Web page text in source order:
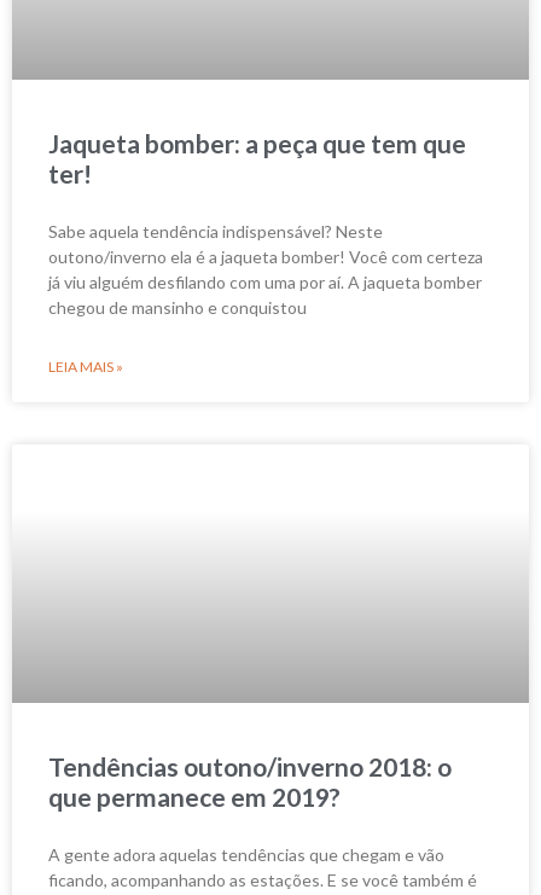
Jaqueta bomber: a peça que tem que
ter!
Sabe aquela tendência indispensável? Neste
outono/inverno ela é a jaqueta bomber! Você com certeza
já viu alguém desfilando com uma por aí. A jaqueta bomber
chegou de mansinho e conquistou
LEIA MAIS »
Tendências outono/inverno 2018: o
que permanece em 2019?
A gente adora aquelas tendências que chegam e vão
ficando, acompanhando as estações. E se você também é